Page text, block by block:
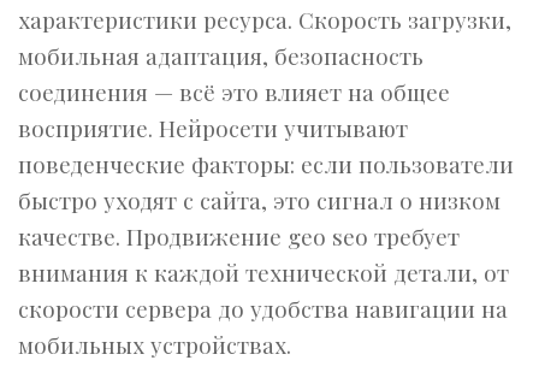
характеристики ресурса. Скорость загрузки,
мобильная адаптация, безопасность
соединения — всё это влияет на общее
восприятие. Нейросети учитывают
поведенческие факторы: если пользователи
быстро уходят с сайта, это сигнал о низком
качестве. Продвижение geo seo требует
внимания к каждой технической детали, от
скорости сервера до удобства навигации на
мобильных устройствах.